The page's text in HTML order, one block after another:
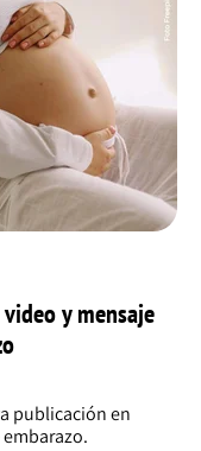
y mensaje
publicación en